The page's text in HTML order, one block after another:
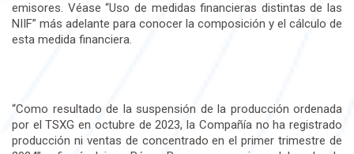
emisores. Véase “Uso de medidas financieras distintas de las
NIIF” más adelante para conocer la composición y el cálculo de
esta medida financiera.
“Como resultado de la suspensión de la producción ordenada
por el TSXG en octubre de 2023, la Compañía no ha registrado
producción ni ventas de concentrado en el primer trimestre de